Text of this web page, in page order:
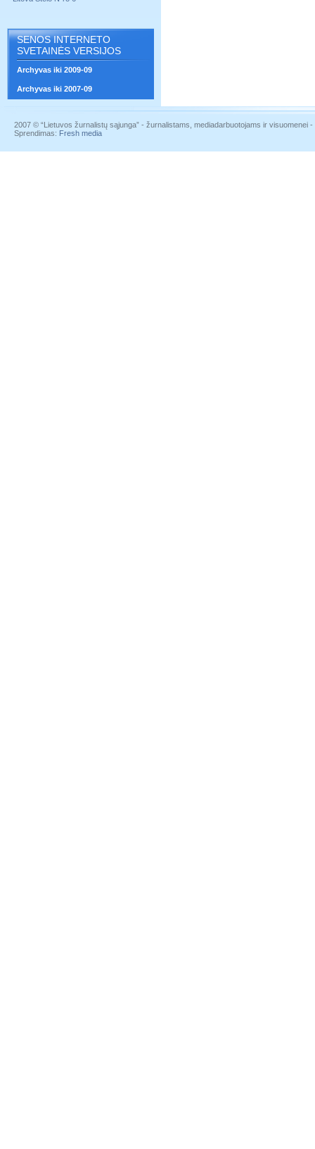
SENOS INTERNETO
SVETAINĖS VERSIJOS
Archyvas iki 2009-09
Archyvas iki 2007-09
2007 © “Lietuvos žurnalistų sąjunga” - žurnalistams, mediadarbuotojams ir visuomenei
Sprendimas: Fresh media